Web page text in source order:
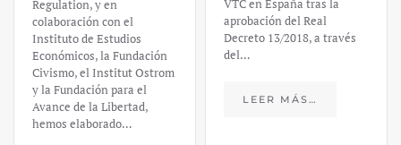
VTC en España tras la
aprobación del Real
Decreto 13/2018, a través
del…
LEER MÁS…
financiero –
Daniel
Fernández